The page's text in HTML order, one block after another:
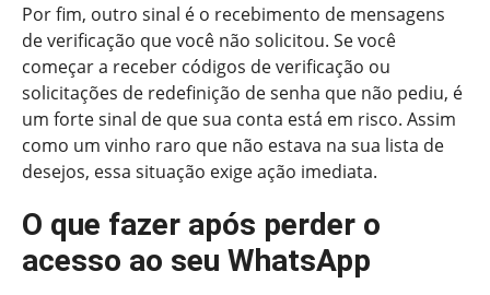
Por fim, outro sinal é o recebimento de mensagens
de verificação que você não solicitou. Se você
começar a receber códigos de verificação ou
solicitações de redefinição de senha que não pediu, é
um forte sinal de que sua conta está em risco. Assim
como um vinho raro que não estava na sua lista de
desejos, essa situação exige ação imediata.
O que fazer após perder o
acesso ao seu WhatsApp